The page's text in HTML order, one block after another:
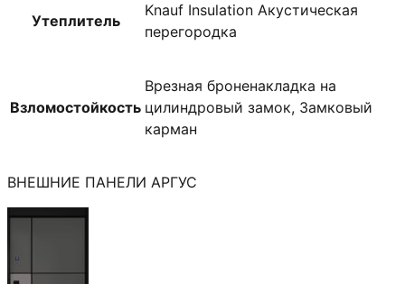
Утеплитель
Knauf Insulation Акустическая
перегородка
Взломостойкость
Врезная броненакладка на
цилиндровый замок, Замковый
карман
ВНЕШНИЕ ПАНЕЛИ АРГУС